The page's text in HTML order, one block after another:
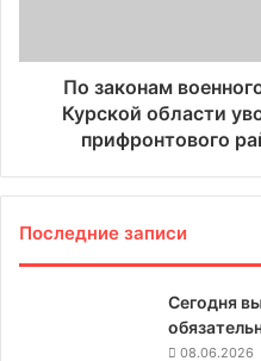
По законам
Курской области
прифронтового
Последние записи
Сегодня
08.06.2026